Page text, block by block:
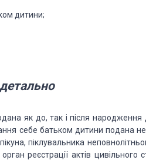
ди­тини;
як до, так і після народження
себе батьком дитини подана
піклувальника
реєстрації актів цивіль­ного